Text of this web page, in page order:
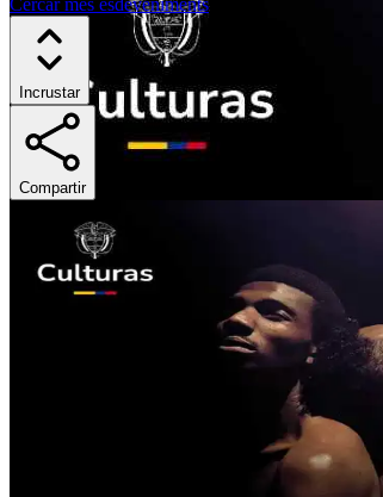
Cercar més esdeveniments
Incrustar
Compartir